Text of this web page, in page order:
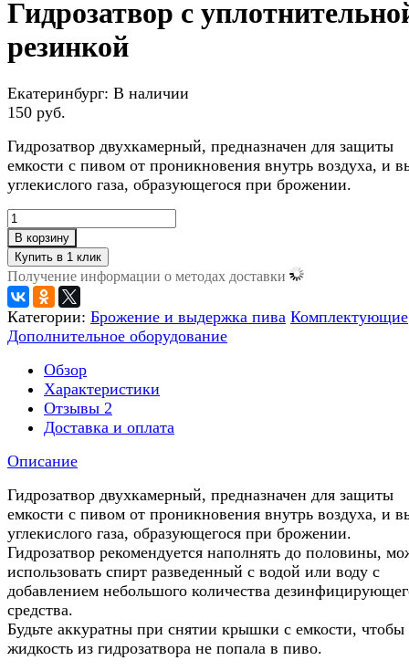
Гидрозатвор с
резинкой
Екатеринбург: В наличии
150 руб.
Гидрозатвор двухкамерный, предназначен для защиты
емкости с пивом от проникновения внутрь воздуха, и
углекислого газа, образующегося при брожении.
В корзину
Получение информации о методах доставки
Категории: Брожение и выдержка пива Комплектующие
Дополнительное оборудование
Обзор
Характеристики
Отзывы 2
Доставка и оплата
Описание
Гидрозатвор двухкамерный, предназначен для защиты
емкости с пивом от проникновения внутрь воздуха, и
углекислого газа, образующегося при брожении.
Гидрозатвор рекомендуется наполнять до половины,
использовать спирт разведенный с водой или воду с
добавлением небольшого количества
средства.
Будьте аккуратны при снятии крышки с емкости, чтобы
жидкость из гидрозатвора не попала в пиво.